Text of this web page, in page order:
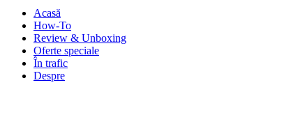
Acasă
How-To
Review & Unboxing
Oferte speciale
În trafic
Despre